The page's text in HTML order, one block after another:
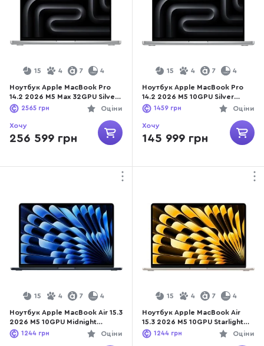
15 4 7 4
Ноутбук Apple MacBook Pro
14.2 2026 M5 Max 32GPU Silver
(MGDQ4)
Оціни
2565 грн
Хочу
256 599 грн
15 4 7 4
Ноутбук Apple MacBook Pro
14.2 2026 M5 10GPU Silver
(MJ3E4)
Оціни
1459 грн
Хочу
145 999 грн
15 4 7 4
Ноутбук Apple MacBook Air 15.3
2026 M5 10GPU Midnight
(MDVN4)
Оціни
1244 грн
15 4 7 4
Ноутбук Apple MacBook Air
15.3 2026 M5 10GPU Starlight
(MDVF4)
Оціни
1244 грн